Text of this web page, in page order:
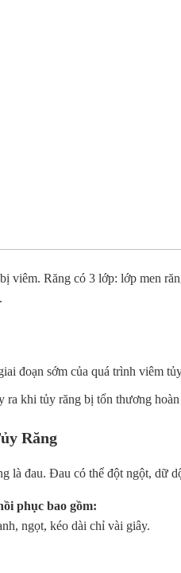
viêm. Răng có 3 lớp: lớp men
đoạn sớm của quá trình viêm
ra khi tủy răng bị tổn thương
Răng
là đau. Đau có thể đột ngột, dữ
phục bao gồm:
ngọt, kéo dài chỉ vài giây.